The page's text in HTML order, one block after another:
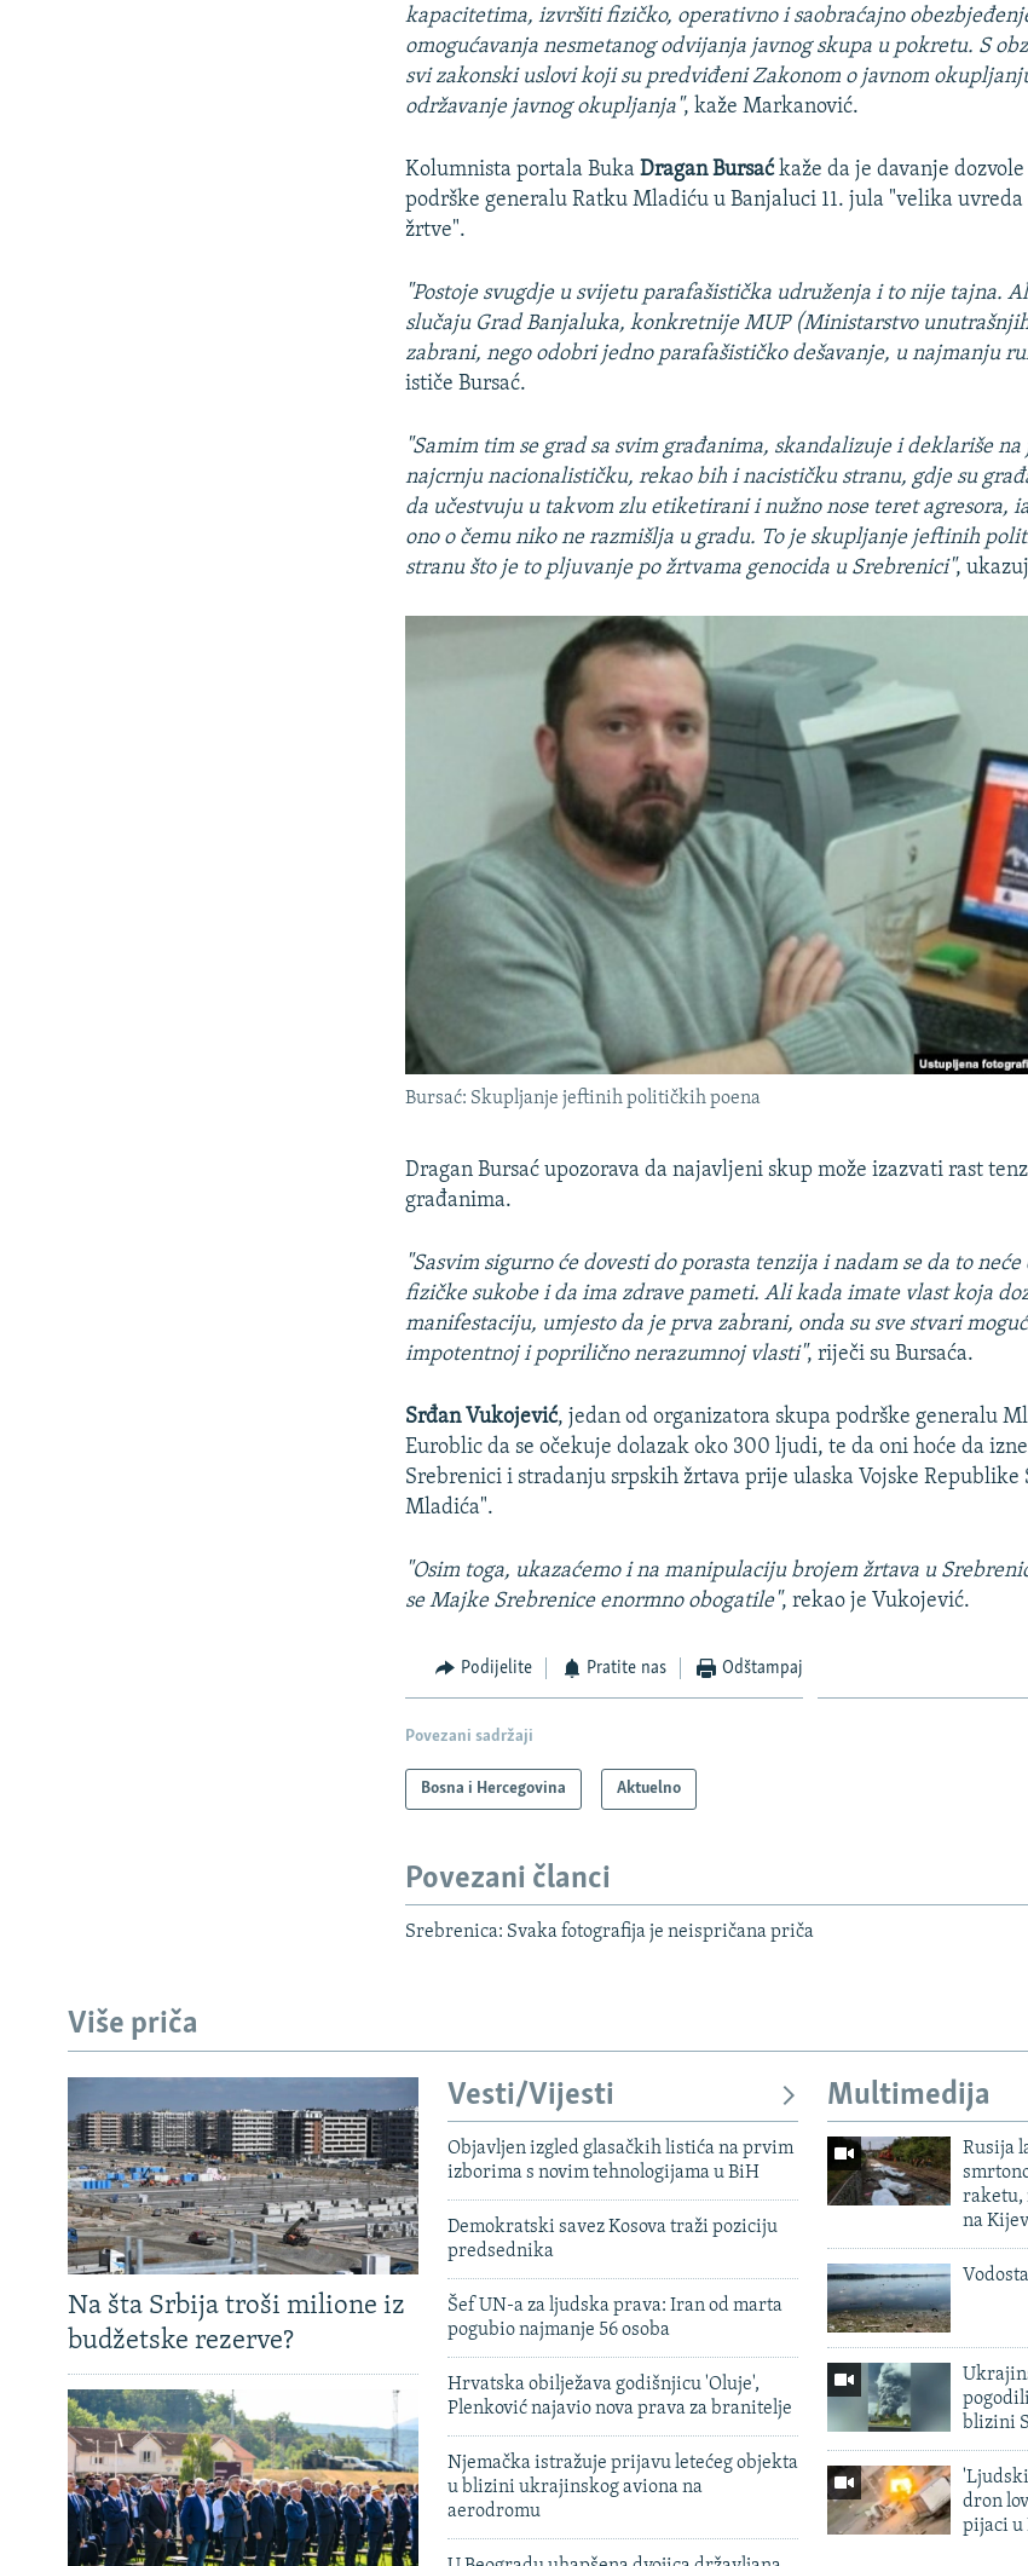
kapacitetima, izvršiti fizičko, operativno i saobraćajno
omogućavanja nesmetanog odvijanja javnog skupa u pokretu. S
svi zakonski uslovi koji su predviđeni Zakonom o javnom
održavanje javnog okupljanja", kaže Markanović.
Kolumnista portala BukaDragan Bursaćkaže da je davanje
podrške generalu Ratku Mladiću u Banjaluci 11. jula "velika uvreda
žrtve".
"Postoje svugdje u svijetu parafašistička udruženja i to nije tajna.
slučaju Grad Banjaluka, konkretnije MUP (Ministarstvo
zabrani, nego odobri jedno parafašističko dešavanje, u najmanju
ističe Bursać.
"Samim tim se grad sa svim građanima, skandalizuje i deklariše
najcrnju nacionalističku, rekao bih i nacističku stranu, gdje su
da učestvuju u takvom zlu etiketirani i nužno nose teret agresora,
ono o čemu niko ne razmišlja u gradu. To je skupljanje jeftinih
stranu što je to pljuvanje po žrtvama genocida u Srebrenici",
Bursać: Skupljanje jeftinih političkih poena
Dragan Bursać upozorava da najavljeni skup može izazvati rast
građanima.
"Sasvim sigurno će dovesti do porasta tenzija i nadam se da to
fizičke sukobe i da ima zdrave pameti. Ali kada imate vlast koja
manifestaciju, umjesto da je prva zabrani, onda su sve stvari
impotentnoj i poprilično nerazumnoj vlasti", riječi su Bursaća.
Srđan Vukojević, jedan od organizatora skupa podrške generalu
Euroblic da se očekuje dolazak oko 300 ljudi, te da oni hoće da
Srebrenici i stradanju srpskih žrtava prije ulaska Vojske Republike
Mladića".
"Osim toga, ukazaćemo i na manipulaciju brojem žrtava u
se Majke Srebrenice enormno obogatile", rekao je Vukojević.
Podijelite Pratite nas Odštampaj
Povezani sadržaji
Bosna i Hercegovina Aktuelno
Povezani članci
Srebrenica: Svaka fotografija je neispričana priča
Više priča
Na šta Srbija troši milione iz
budžetske rezerve?
Vesti/Vijesti
Objavljen izgled glasačkih listića na prvim
izborima s novim tehnologijama u BiH
Demokratski savez Kosova traži poziciju
predsednika
Šef UN-a za ljudska prava: Iran od marta
pogubio najmanje 56 osoba
Hrvatska obilježava godišnjicu 'Oluje',
Plenković najavio nova prava za branitelje
Njemačka istražuje prijavu letećeg objekta
u blizini ukrajinskog aviona na
aerodromu
Multimedija
Rusija
raketu,
na
blizini
dron
pijaci u